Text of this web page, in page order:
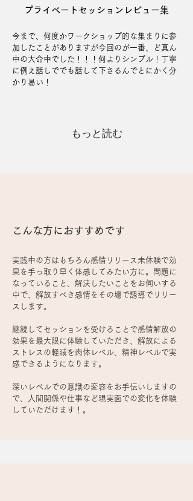
プライベートセッションレビュー集
今まで、何度かワークショップ的な集まりに参
加したことがありますが今回のが一番、ど真ん
中の大命中でした！！！何よりシンプル！丁寧
に例え話しででも話して下さるんでとにかく分
かり易い！
もっと読む
こんな方におすすめです
実践中の方はもちろん感情リリース未体験で効
果を手っ取り早く体感してみたい方に。問題に
なっていること、解決したいことをお伺いする
中で、解放すべき感情をその場で誘導でリリー
スします。
継続してセッションを受けることで感情解放の
効果を最大限に体験していただき、解放による
ストレスの軽減を肉体レベル、精神レベルで実
感できるようになります。
​深いレベルでの意識の変容をお手伝いしますの
で、人間関係や仕事など現実面での変化を体験
していただけます！ ​。